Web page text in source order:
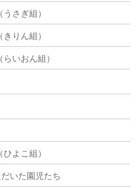
さぎ組）
りん組）
いおん組）
よこ組）
いた園児たち